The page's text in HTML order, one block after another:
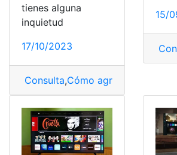
tienes alguna
inquietud
17/10/2023
Consulta,Cómo agregar
15/